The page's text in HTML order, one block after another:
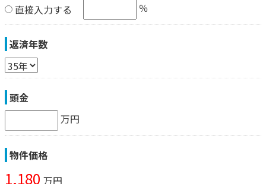
直接入力する
％
返済年数
頭金
万円
物件価格
1,180 万円